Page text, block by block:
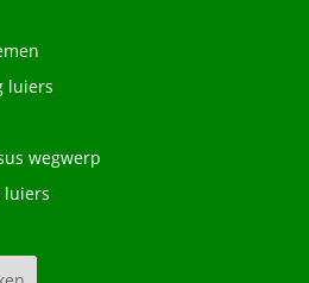
luiers
wegwerp
luiers